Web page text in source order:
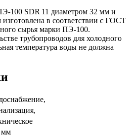
100 SDR 11 диаметром 32 мм и
в соответствии с ГОСТ
сырья марки ПЭ-100.
трубопроводов для холодного
температура воды не должна
мм